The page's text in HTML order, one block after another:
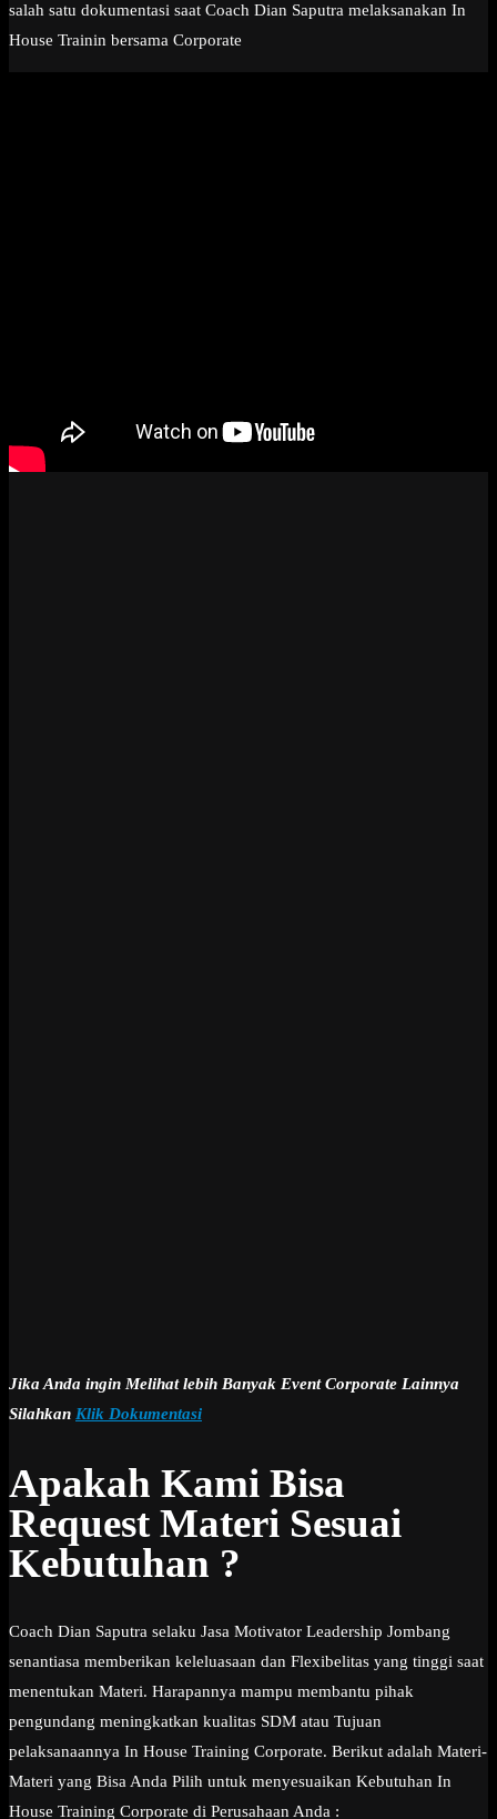
salah satu dokumentasi saat Coach Dian Saputra melaksanakan In
House Trainin bersama Corporate
Jika Anda ingin Melihat lebih Banyak Event Corporate Lainnya
Silahkan Klik Dokumentasi
Apakah Kami Bisa
Request Materi Sesuai
Kebutuhan ?
Coach Dian Saputra selaku Jasa Motivator Leadership Jombang
senantiasa memberikan keleluasaan dan Flexibelitas yang tinggi saat
menentukan Materi. Harapannya mampu membantu pihak
pengundang meningkatkan kualitas SDM atau Tujuan
pelaksanaannya In House Training Corporate. Berikut adalah Materi-
Materi yang Bisa Anda Pilih untuk menyesuaikan Kebutuhan In
House Training Corporate di Perusahaan Anda :